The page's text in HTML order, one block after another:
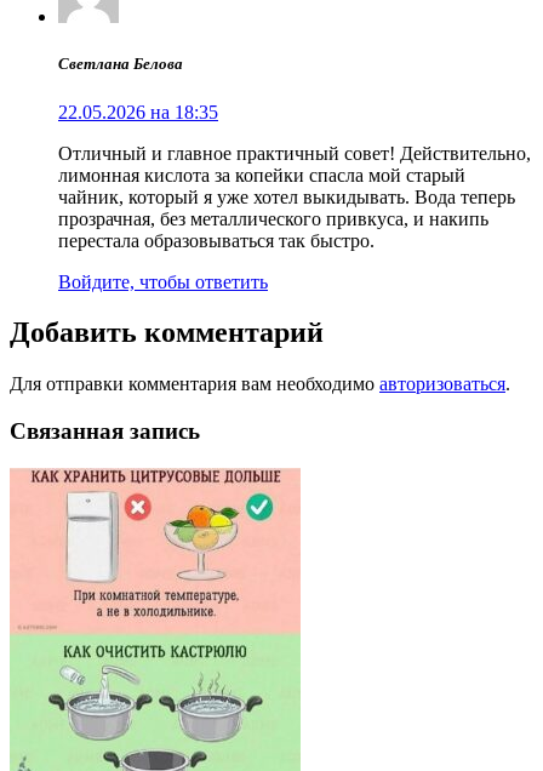
Светлана Белова
22.05.2026 на 18:35
Отличный и главное практичный совет! Действительно,
лимонная кислота за копейки спасла мой старый
чайник, который я уже хотел выкидывать. Вода теперь
прозрачная, без металлического привкуса, и накипь
перестала образовываться так быстро.
Войдите, чтобы ответить
Добавить комментарий
Для отправки комментария вам необходимо авторизоваться.
Связанная запись